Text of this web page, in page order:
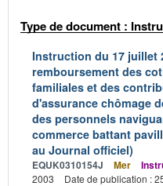
Type de document :
Instruction du 17 juillet
remboursement des
familiales et des
d'assurance chômage
des personnels
commerce battant
au Journal officiel)
EQUK0310154J Mer
2003
Date de publication :